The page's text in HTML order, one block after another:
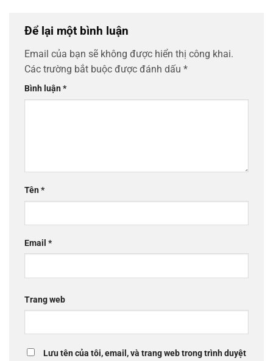
Để lại một bình luận
Email của bạn sẽ không được hiển thị công khai.
Các trường bắt buộc được đánh dấu *
Bình luận*
Tên*
Email *
Trang web
Lưu tên của tôi, email, và trang web trong trình duyệt